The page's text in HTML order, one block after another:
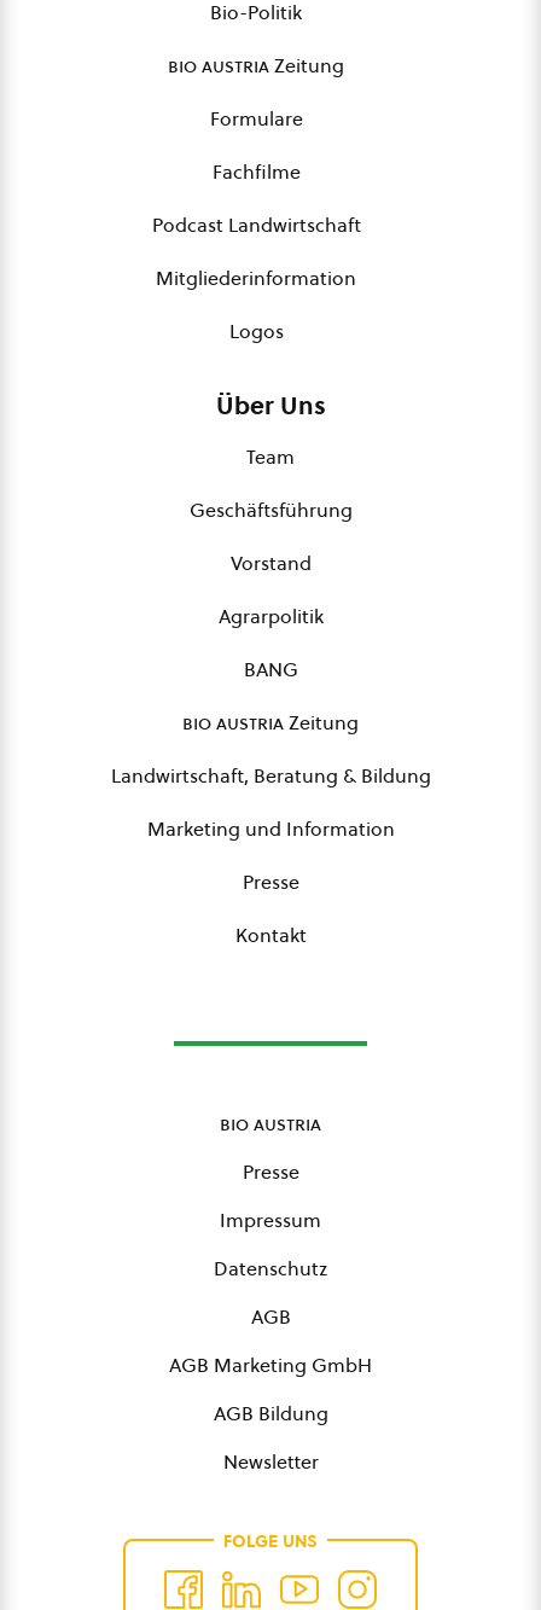
Bio-Politik
bio austriaZeitung
Formulare
Fachfilme
Podcast Landwirtschaft
Mitgliederinformation
Logos
Über Uns
Team
Geschäftsführung
Vorstand
Agrarpolitik
BANG
bio austriaZeitung
Landwirtschaft, Beratung & Bildung
Marketing und Information
Presse
Kontakt
bio austria
Presse
Impressum
Datenschutz
AGB
AGB Marketing GmbH
AGB Bildung
Newsletter
FOLGE UNS